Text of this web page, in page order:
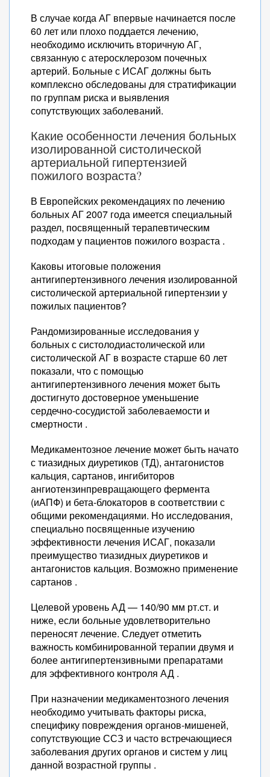
В случае когда АГ впервые начинается после
60 лет или плохо поддается лечению,
необходимо исключить вторичную АГ,
связанную с атеросклерозом почечных
артерий. Больные с ИСАГ должны быть
комплексно обследованы для стратификации
по группам риска и выявления
сопутствующих заболеваний.
Какие особенности лечения больных
изолированной систолической
артериальной гипертензией
пожилого возраста?
В Европейских рекомендациях по лечению
больных АГ 2007 года имеется специальный
раздел, посвященный терапевтическим
подходам у пациентов пожилого возраста .
Каковы итоговые положения
антигипертензивного лечения изолированной
систолической артериальной гипертензии у
пожилых пациентов?
Рандомизированные исследования у
больных с систолодиастолической или
систолической АГ в возрасте старше 60 лет
показали, что с помощью
антигипертензивного лечения может быть
достигнуто достоверное уменьшение
сердечно-сосудистой заболеваемости и
смертности .
Медикаментозное лечение может быть начато
с тиазидных диуретиков (ТД), антагонистов
кальция, сартанов, ингибиторов
ангиотензинпревращающего фермента
(иАПФ) и бета-блокаторов в соответствии с
общими рекомендациями. Но исследования,
специально посвященные изучению
эффективности лечения ИСАГ, показали
преимущество тиазидных диуретиков и
антагонистов кальция. Возможно применение
сартанов .
Целевой уровень АД — 140/90 мм рт.ст. и
ниже, если больные удовлетворительно
переносят лечение. Следует отметить
важность комбинированной терапии двумя и
более антигипертензивными препаратами
для эффективного контроля АД .
При назначении медикаментозного лечения
необходимо учитывать факторы риска,
специфику повреждения органов-мишеней,
сопутствующие ССЗ и часто встречающиеся
заболевания других органов и систем у лиц
данной возрастной группы .